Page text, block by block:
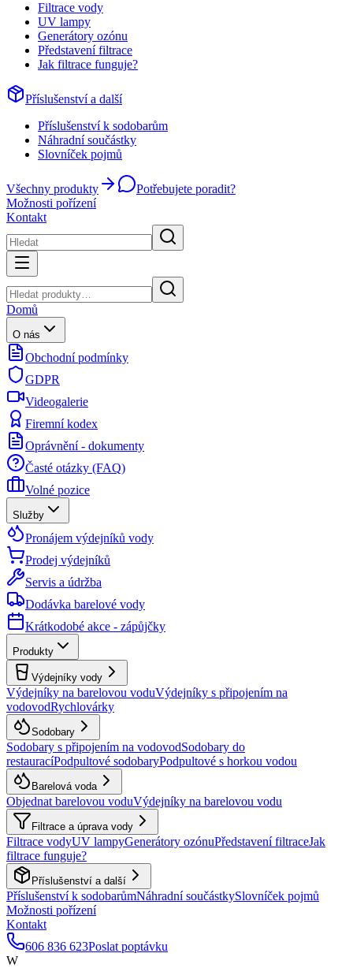
Filtrace vody
UV lampy
Generátory ozónu
Představení filtrace
Jak filtrace funguje?
Příslušenství a další
Příslušenství k sodobarům
Náhradní součástky
Slovníček pojmů
Všechny produkty
Potřebujete poradit?
Možnosti pořízení
Kontakt
Domů
O nás
Obchodní podmínky
GDPR
Videogalerie
Firemní kodex
Oprávnění - dokumenty
Časté otázky (FAQ)
Volné pozice
Služby
Pronájem výdejníků vody
Prodej výdejníků
Servis a údržba
Dodávka barelové vody
Krátkodobé akce - zápůjčky
Produkty
Výdejníky vody
Výdejníky na barelovou voduVýdejníky s připojením na
vodovodRychlovárky
Sodobary
Sodobary s připojením na vodovodSodobary do
restauracíPodpultové sodobaryPodpultové s horkou vodou
Barelová voda
Objednat barelovou voduVýdejníky na barelovou vodu
Filtrace a úprava vody
Filtrace vodyUV lampyGenerátory ozónuPředstavení filtraceJak
filtrace funguje?
Příslušenství a další
Příslušenství k sodobarůmNáhradní součástkySlovníček pojmů
Možnosti pořízení
Kontakt
606 836 623Poslat poptávku
W